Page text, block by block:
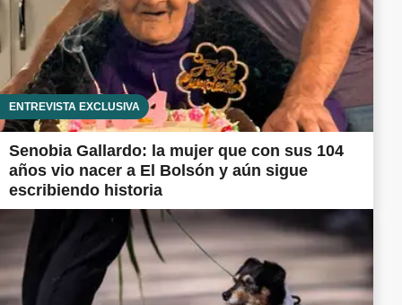
ENTREVISTA EXCLUSIVA
Senobia Gallardo: la mujer que con sus 104
años vio nacer a El Bolsón y aún sigue
escribiendo historia